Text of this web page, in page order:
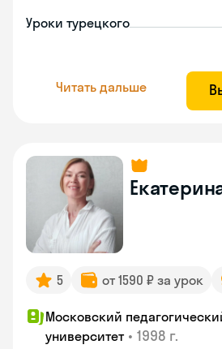
Уроки турецкого
Читать дальше
5 от 1590 ₽ за урок
Московский
университет • 1998 г.